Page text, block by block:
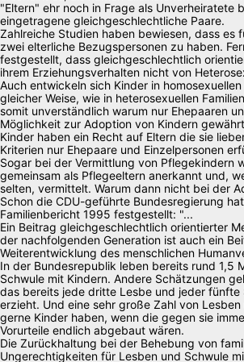
"Eltern" ehr noch in Frage als Unverheiratete
eingetragene gleichgeschlechtliche Paare.
Zahlreiche Studien haben bewiesen, dass es
zwei elterliche Bezugspersonen zu haben.
festgestellt, dass gleichgeschlechtlich
ihrem Erziehungsverhalten nicht von
Auch entwickeln sich Kinder in
gleicher Weise, wie in heterosexuellen
somit unverständlich warum nur Ehepaaren
Möglichkeit zur Adoption von Kindern
Kinder haben ein Recht auf Eltern die sie
Kriterien nur Ehepaare und Einzelpersonen
Sogar bei der Vermittlung von Pflegekindern
gemeinsam als Pflegeeltern anerkannt und,
selten, vermittelt. Warum dann nicht bei der
Schon die CDU-geführte Bundesregierung
Familienbericht 1995 festgestellt: "...
Ein Beitrag gleichgeschlechtlich orientierter
der nachfolgenden Generation ist auch ein
Weiterentwicklung des menschlichen
In der Bundesrepublik leben bereits rund 1,5
Schwule mit Kindern. Andere Schätzungen
das bereits jede dritte Lesbe und jeder fünfte
erzieht. Und eine sehr große Zahl von
gerne Kinder haben, wenn die gegen sie
Vorurteile endlich abgebaut wären.
Die Zurückhaltung bei der Behebung von
Ungerechtigkeiten für Lesben und Schwule